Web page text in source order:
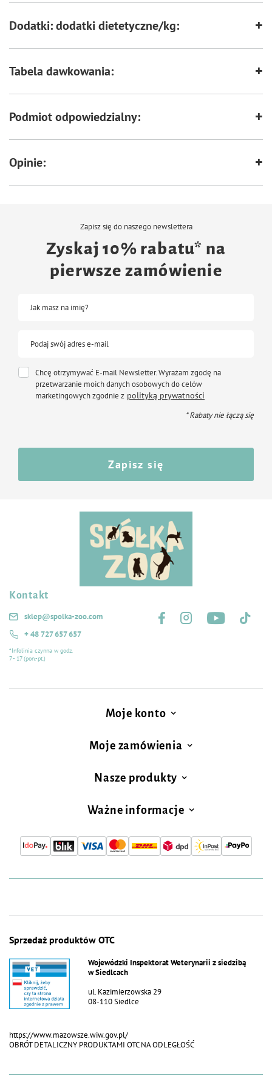
Dodatki: dodatki dietetyczne/kg:
Tabela dawkowania:
Podmiot odpowiedzialny:
Opinie:
Zapisz się do naszego newslettera
Zyskaj 10% rabatu* na
pierwsze zamówienie
Jak masz na imię?
Podaj swój adres e-mail
Chcę otrzymywać E-mail Newsletter. Wyrażam zgodę na
przetwarzanie moich danych osobowych do celów
marketingowych zgodnie z polityką prywatności
* Rabaty nie łączą się
Zapisz się
Kontakt
sklep@spolka-zoo.com
+ 48 727 657 657
*Infolinia czynna w godz.
7 - 17 (pon.-pt.)
Moje konto
Moje zamówienia
Nasze produkty
Ważne informacje
Sprzedaż produktów OTC
Wojewódzki Inspektorat Weterynarii z siedzibą
w Siedlcach
ul. Kazimierzowska 29
08-110 Siedlce
https://www.mazowsze.wiw.gov.pl/
OBRÓT DETALICZNY PRODUKTAMI OTC NA ODLEGŁOŚĆ